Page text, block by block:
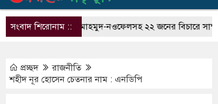
সংবাদ শিরোনাম ::
হাছান মাহমুদ-নওফেলসহ ২২ জনের বিচারে সাক্ষ্য
প্রচ্ছদ
রাজনীতি
শহীদ নূর হোসেন চেতনার নাম : এনডিপি